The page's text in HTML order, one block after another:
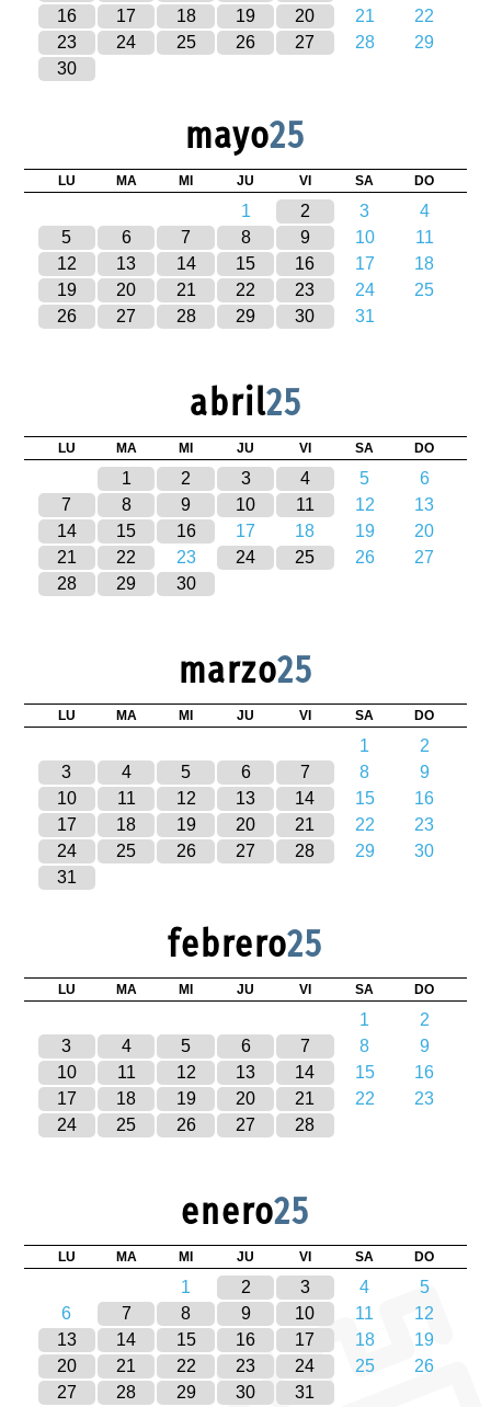
16
17 18 19 20 21
22
23
24 25 26 27 28
29
30
mayo25
LU MA MI JU VI SA DO
1 2 3
4
5
6 7 8 9 10
11
12
13 14 15 16 17
18
19
20 21 22 23 24
25
26
27 28 29 30 31
abril25
LU MA MI JU VI SA DO
1 2 3 4 5
6
7
8 9 10 11 12
13
14
15 16 17 18 19
20
21
22 23 24 25 26
27
28
29 30
marzo25
LU MA MI JU VI SA DO
1
2
3
4 5 6 7 8
9
10
11 12 13 14 15
16
17
18 19 20 21 22
23
24
25 26 27 28 29
30
31
febrero25
LU MA MI JU VI SA DO
1
2
3
4 5 6 7 8
9
10
11 12 13 14 15
16
17
18 19 20 21 22
23
24
25 26 27 28
enero25
LU MA MI JU VI SA DO
1 2 3 4
5
6
7 8 9 10 11
12
13
14 15 16 17 18
19
20
21 22 23 24 25
26
27
28 29 30 31